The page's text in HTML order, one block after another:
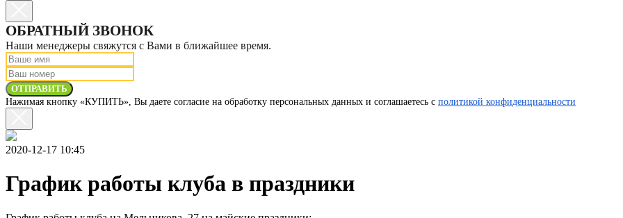
ОБРАТНЫЙ ЗВОНОК
Наши менеджеры свяжутся с Вами в ближайшее время.
ОТПРАВИТЬ
Нажимая кнопку «КУПИТЬ», Вы даете согласие на обработку персональных данных и соглашаетесь с политикой конфиденциальности
2020-12-17 10:45
График работы клуба в праздники